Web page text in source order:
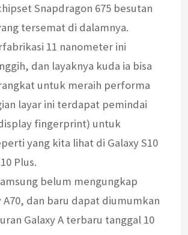
Snapdragon 675 besutan
tersemat di dalamnya.
11 nanometer ini
dan layaknya kuda ia bisa
untuk meraih performa
layar ini terdapat pemindai
fingerprint) untuk
yang kita lihat di Galaxy S10
Plus.
belum mengungkap
A70, dan baru dapat diumumkan
Galaxy A terbaru tanggal 10